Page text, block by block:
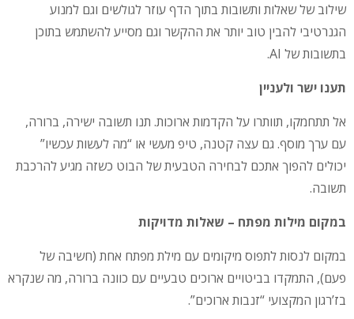
שילוב של שאלות ותשובות בתוך הדף עוזר לגולשים וגם למנוע
הגנרטיבי להבין טוב יותר את ההקשר וגם מסייע להשתמש בתוכן
בתשובות של AI.
תענו ישר ולעניין
אל תתחמקו, תוותרו על הקדמות ארוכות. תנו תשובה ישירה, ברורה,
עם ערך מוסף. גם עצה קטנה, טיפ מעשי או “מה לעשות עכשיו”
יכולים להפוך אתכם לבחירה הטבעית של הבוט כשזה מגיע להרכבת
תשובה.
במקום מילות מפתח – שאלות מדויקות
במקום לנסות לתפוס מיקומים עם מילת מפתח אחת (חשיבה של
פעם), התמקדו בביטויים ארוכים טבעיים עם כוונה ברורה, מה שנקרא
בז’רגון המקצועי “זנבות ארוכים”.